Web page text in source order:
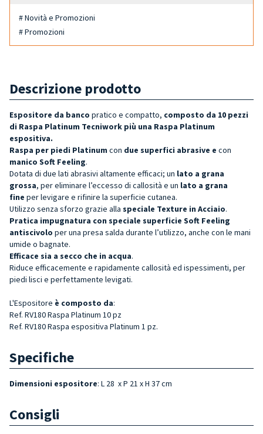
# Novità e Promozioni
# Promozioni
Descrizione prodotto
Espositore da banco pratico e compatto, composto da 10 pezzi
di Raspa Platinum Tecniwork più una Raspa Platinum
espositiva.
Raspa per piedi Platinum con due superfici abrasive e con
manico Soft Feeling.
Dotata di due lati abrasivi altamente efficaci; un lato a grana
grossa, per eliminare l’eccesso di callosità e un lato a grana
fine per levigare e rifinire la superficie cutanea.
Utilizzo senza sforzo grazie alla speciale Texture in Acciaio.
Pratica impugnatura con speciale superficie Soft Feeling
antiscivolo per una presa salda durante l’utilizzo, anche con le mani
umide o bagnate.
Efficace sia a secco che in acqua.
Riduce efficacemente e rapidamente callosità ed ispessimenti, per
piedi lisci e perfettamente levigati.
L'Espositore è composto da:
Ref. RV180 Raspa Platinum 10 pz
Ref. RV180 Raspa espositiva Platinum 1 pz.
Specifiche
Dimensioni espositore: L 28 x P 21 x H 37 cm
Consigli